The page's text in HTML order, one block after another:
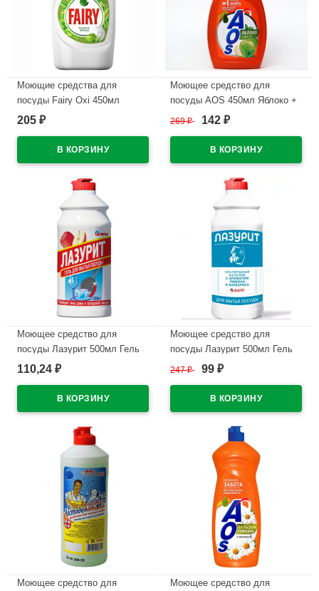
Моющие средства для
посуды Fairy Oxi 450мл
Зеленое яблоко
205 ₽
Моющее средство для
посуды АОS 450мл Яблоко +
269₽ 142 ₽
Моющее средство для
посуды Лазурит 500мл Гель
Яблоко
110,24 ₽
Моющее средство для
посуды Лазурит 500мл Гель
Лимон и барбарис (Ст.15)
247₽ 99 ₽
Моющее средство для
Моющее средство для